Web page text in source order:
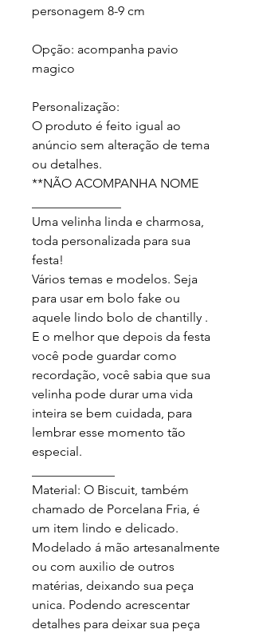
personagem 8-9 cm
Opção: acompanha pavio
magico
Personalização:
O produto é feito igual ao
anúncio sem alteração de tema
ou detalhes.
**NÃO ACOMPANHA NOME
Uma velinha linda e charmosa,
toda personalizada para sua
festa!
Vários temas e modelos. Seja
para usar em bolo fake ou
aquele lindo bolo de chantilly .
E o melhor que depois da festa
você pode guardar como
recordação, você sabia que sua
velinha pode durar uma vida
inteira se bem cuidada, para
lembrar esse momento tão
especial.
Material: O Biscuit, também
chamado de Porcelana Fria, é
um item lindo e delicado.
Modelado á mão artesanalmente
ou com auxilio de outros
matérias, deixando sua peça
unica. Podendo acrescentar
detalhes para deixar sua peça